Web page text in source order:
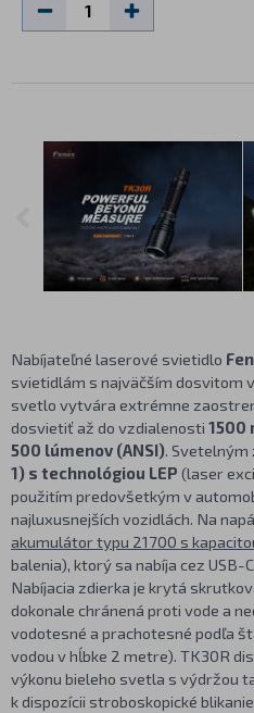
Nabíjateľné laserové svietidlo
svietidlám s najväčším dosvitom
svetlo vytvára extrémne
dosvietiť až do vzdialenosti 1500
500 lúmenov (ANSI). Svetelným
1) s technológiou LEP (laser
použitím predovšetkým v
najluxusnejších vozidlách. Na
akumulátor typu 21700 s
balenia), ktorý sa nabíja cez
Nabíjacia zdierka je krytá
dokonale chránená proti vode a
vodotesné a prachotesné podľa
vodou v hĺbke 2 metre). TK30R
výkonu bieleho svetla s výdržou
k dispozícii stroboskopické